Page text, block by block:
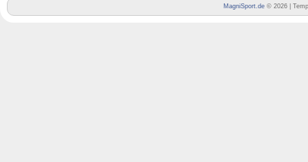
MagniSport.de © 2026 |